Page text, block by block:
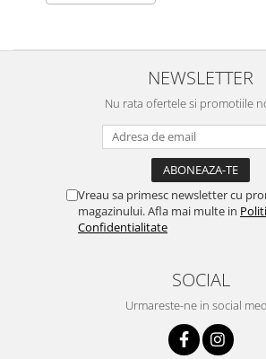
NEWSLETTER
Nu rata ofertele si promotiile
Vreau sa primesc newsletter cu
magazinului. Afla mai multe in
Confidentialitate
SOCIAL
Urmareste-ne in social